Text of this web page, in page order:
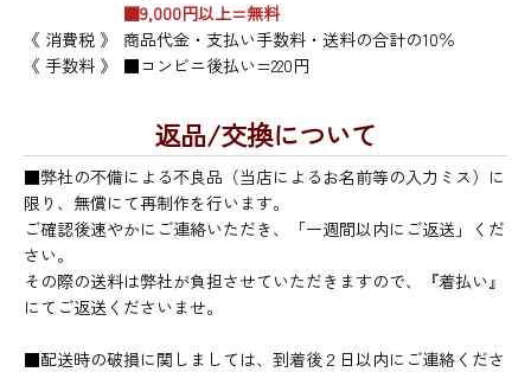
■9,000円以上=無料
《 消費税 》
商品代金・支払い手数料・送料の合計の10％
《 手数料 》
■コンビニ後払い=220円
返品/交換について
■弊社の不備による不良品（当店によるお名前等の入力ミス）に
限り、無償にて再制作を行います。
ご確認後速やかにご連絡いただき、「一週間以内にご返送」くだ
さい。
その際の送料は弊社が負担させていただきますので、『着払い』
にてご返送くださいませ。
■配送時の破損に関しましては、到着後２日以内にご連絡くださ